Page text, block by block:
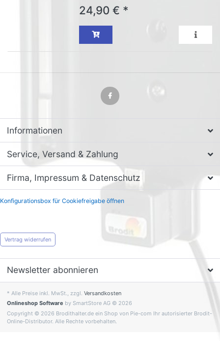
24,90 € *
Informationen
Service, Versand & Zahlung
Firma, Impressum & Datenschutz
Konfigurationsbox für Cookiefreigabe öffnen
Vertrag widerrufen
Newsletter abonnieren
* Alle Preise inkl. MwSt., zzgl. Versandkosten
Onlineshop Software by SmartStore AG © 2026
Copyright © 2026 Brodithalter.de ein Shop von Pie-com Ihr autorisierter Brodit-
Online-Distributor. Alle Rechte vorbehalten.